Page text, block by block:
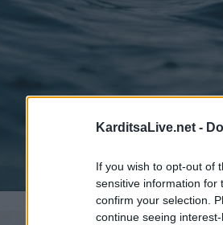
KarditsaLive.net -
If you wish to opt-out of
sensitive information for
confirm your selection.
continue seeing